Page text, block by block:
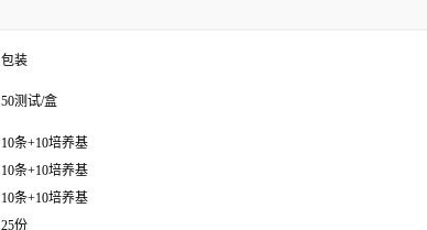
包装
50测试/盒
10条+10培养基
10条+10培养基
10条+10培养基
25份